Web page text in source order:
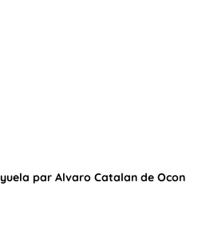
par Alvaro Catalan de Ocon